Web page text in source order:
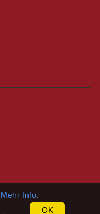
Mehr Info
OK